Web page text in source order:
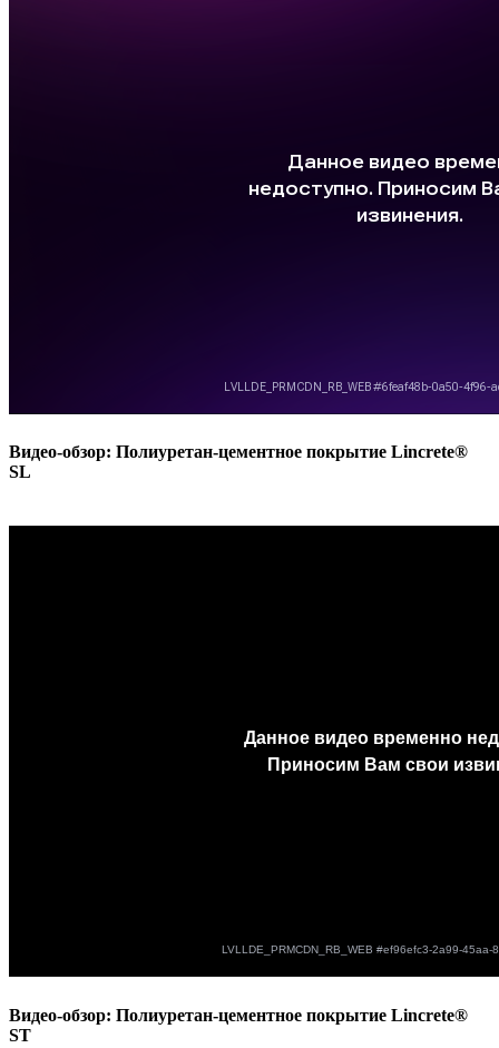
Видео-обзор: Полиуретан-цементное покрытие Lincrete®
SL
Видео-обзор: Полиуретан-цементное покрытие Lincrete®
ST